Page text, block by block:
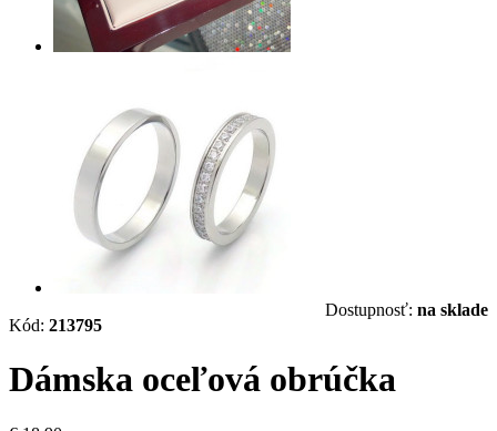
Kód: 213795
Dostupnosť: na sklade
Dámska oceľová obrúčka